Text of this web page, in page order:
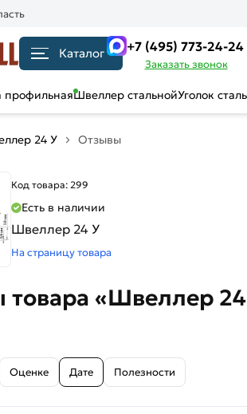
Каталог +7 (495) 773-24-24
Заказать звонок
профильнаяШвеллер стальнойУголок
24 У Отзывы
Код товара: 299
Есть в наличии
Швеллер 24 У
На страницу товара
товара «Швеллер
Оценке Дате Полезности